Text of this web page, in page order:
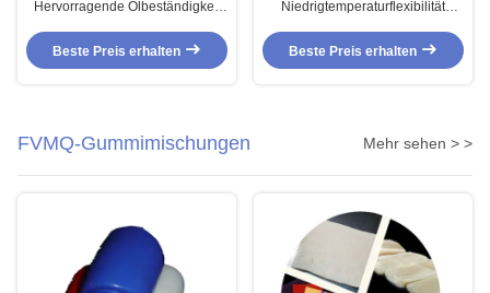
Hervorragende Ölbeständigkeit
Nitril-Butadien-Kautschuk-
Beste Preis erhalten
Niedrigtemperaturflexibilität
guter elektrischer Isolierung
Beste Preis erhalten
FVMQ-Gummimischungen Mehr sehen > >